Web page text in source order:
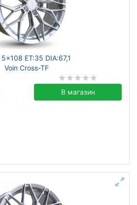
ET:35 DIA:67,1
Voin Cross-TF
В магазин